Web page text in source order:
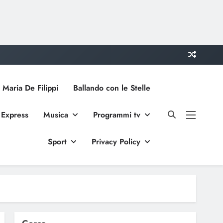
De Filippi Ballando con le Stelle
Musica Programmi tv
Sport Privacy Policy